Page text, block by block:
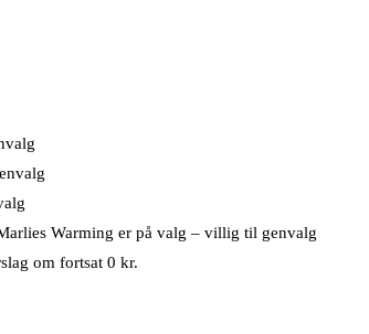
Warming er på valg – villig til genvalg
om fortsat 0 kr.